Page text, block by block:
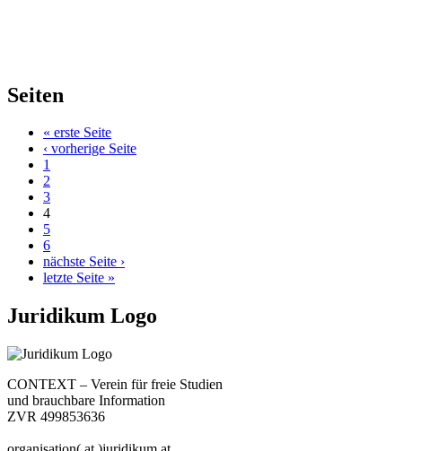
Seiten
« erste Seite
‹ vorherige Seite
1
2
3
4
5
6
nächste Seite ›
letzte Seite »
Juridikum Logo
CONTEXT – Verein für freie Studien
und brauchbare Information
ZVR 499853636